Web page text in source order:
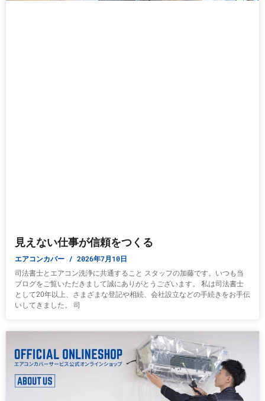
見えない仕事が信頼をつくる
エアコンカバー 2026年7月10日
司法書士とエアコン洗浄に共通すること スタッフの加藤です。いつも当
ブログをご覧いただきまして誠にありがとうございます。 私は司法書士
として20年以上、さまざまな登記や相続、会社設立などの手続きをお手伝
いしてきました。 司